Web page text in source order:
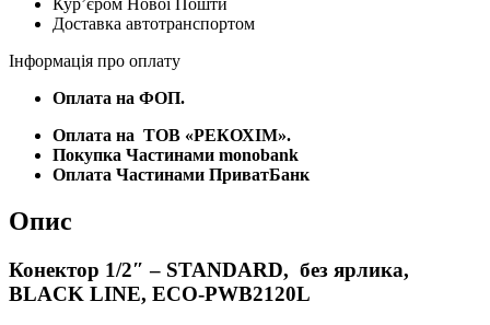
ECO-
PWB2120L
кількість
Доставка автотранспортом
Інформація про оплату
Оплата на ФОП.
Оплата на ТОВ «РЕКОХІМ».
Покупка Частинами monobank
Оплата Частинами ПриватБанк
Опис
Конектор 1/2″ – STANDARD, без ярлика,
BLACK LINE, ECO-PWB2120L